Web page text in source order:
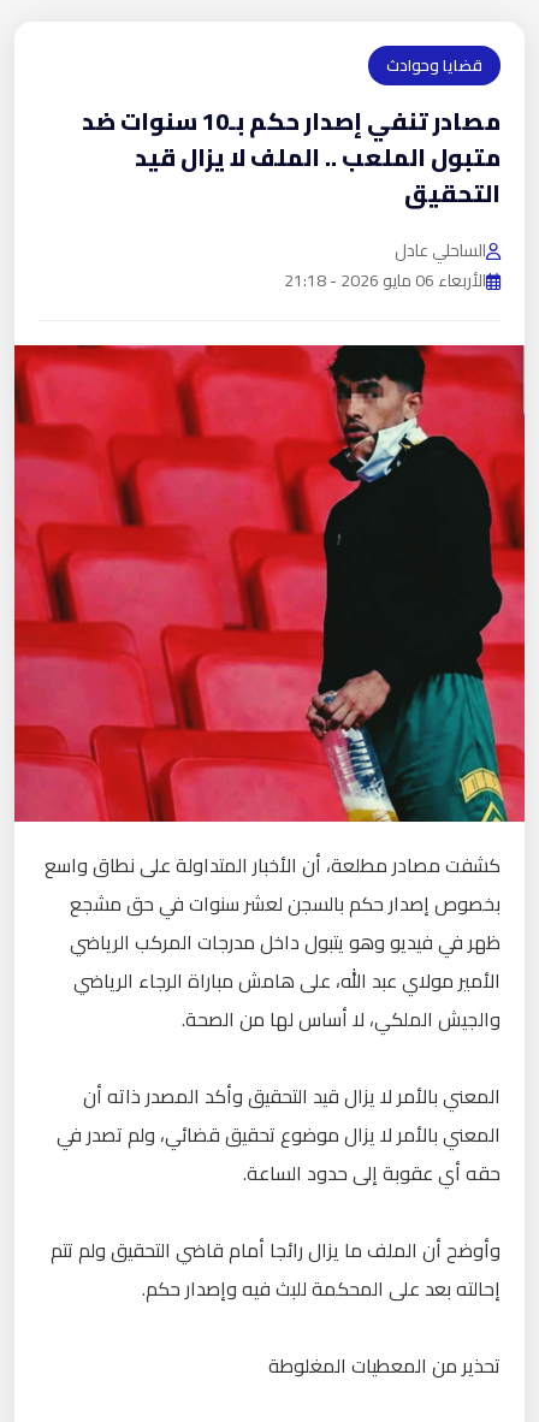
قضايا وحوادث
مصادر تنفي إصدار حكم بـ10 سنوات ضد
متبول الملعب .. الملف لا يزال قيد
التحقيق
الساحلي عادل
الأربعاء 06 مايو 2026 - 21:18
كشفت مصادر مطلعة، أن الأخبار المتداولة على نطاق واسع
بخصوص إصدار حكم بالسجن لعشر سنوات في حق مشجع
ظهر في فيديو وهو يتبول داخل مدرجات المركب الرياضي
الأمير مولاي عبد الله، على هامش مباراة الرجاء الرياضي
والجيش الملكي، لا أساس لها من الصحة.
المعني بالأمر لا يزال قيد التحقيق وأكد المصدر ذاته أن
المعني بالأمر لا يزال موضوع تحقيق قضائي، ولم تصدر في
حقه أي عقوبة إلى حدود الساعة.
وأوضح أن الملف ما يزال رائجا أمام قاضي التحقيق ولم تتم
إحالته بعد على المحكمة للبث فيه وإصدار حكم.
تحذير من المعطيات المغلوطة